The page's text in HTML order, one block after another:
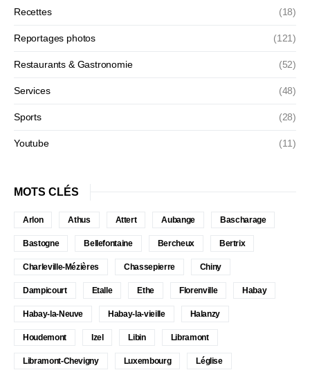
Recettes (18)
Reportages photos (121)
Restaurants & Gastronomie (52)
Services (48)
Sports (28)
Youtube (11)
MOTS CLÉS
Arlon Athus Attert Aubange Bascharage
Bastogne Bellefontaine Bercheux Bertrix
Charleville-Mézières Chassepierre Chiny
Dampicourt Etalle Ethe Florenville Habay
Habay-la-Neuve Habay-la-vieille Halanzy
Houdemont Izel Libin Libramont
Libramont-Chevigny Luxembourg Léglise